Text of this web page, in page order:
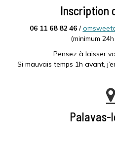
Inscription
06 11 68 82 46/
(minimum
Pensez à laisser
Si mauvais temps 1h avant,